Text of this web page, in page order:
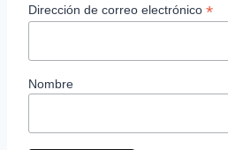
Dirección de correo electrónico *
Nombre